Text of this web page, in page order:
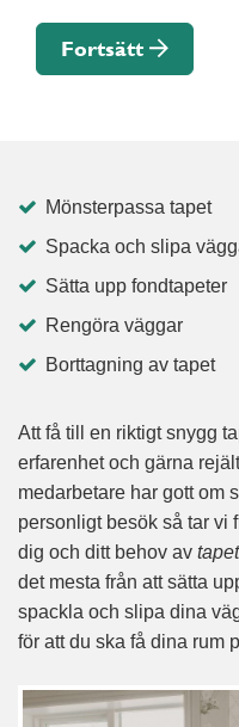
Fortsätt
Mönsterpassa tapet
Spacka och slipa
Sätta upp fondtapeter
Rengöra väggar
Borttagning av tapet
Att få till en riktigt snygg
erfarenhet och gärna
medarbetare har gott om
personligt besök så tar vi
dig och ditt behov av
det mesta från att sätta
spackla och slipa dina
för att du ska få dina rum